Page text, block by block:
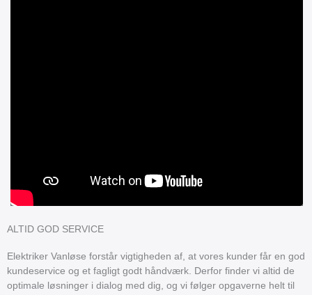
ALTID GOD SERVICE
Elektriker Vanløse forstår vigtigheden af, at vores kunder får en god
kundeservice og et fagligt godt håndværk. Derfor finder vi altid de
optimale løsninger i dialog med dig, og vi følger opgaverne helt til